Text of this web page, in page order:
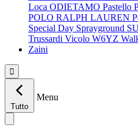
Loca ODIETAMO Pastello
POLO RALPH LAUREN
Special Day Sprayground
Trussardi Vicolo W6YZ
Zaini

Tutto
Menu